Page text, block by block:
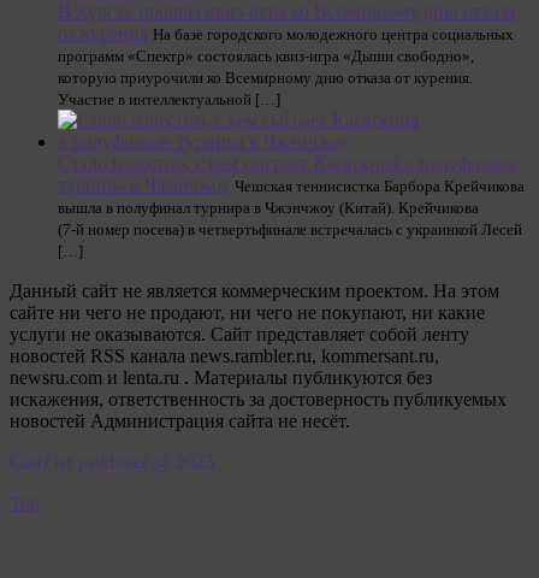
В Курске прошла квиз-игра ко Всемирному дню отказа
от курения На базе городского молодежного центра социальных
программ «Спектр» состоялась квиз-игра «Дыши свободно»,
которую приурочили ко Всемирному дню отказа от курения.
Участие в интеллектуальной […]
Стало известно, с кем сыграет Касаткина в полуфинале
турнира в Чжэнчжоу Чешская теннисистка Барбора Крейчикова
вышла в полуфинал турнира в Чжэнчжоу (Китай). Крейчикова
(7‑й номер посева) в четвертьфинале встречалась с украинкой Лесей
[…]
Данный сайт не является коммерческим проектом. На этом
сайте ни чего не продают, ни чего не покупают, ни какие
услуги не оказываются. Сайт представляет собой ленту
новостей RSS канала news.rambler.ru, kommersant.ru,
newsru.com и lenta.ru . Материалы публикуются без
искажения, ответственность за достоверность публикуемых
новостей Администрация сайта не несёт.
Сайт от psikhoter @ 2023
Top